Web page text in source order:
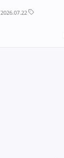
2026.07.22